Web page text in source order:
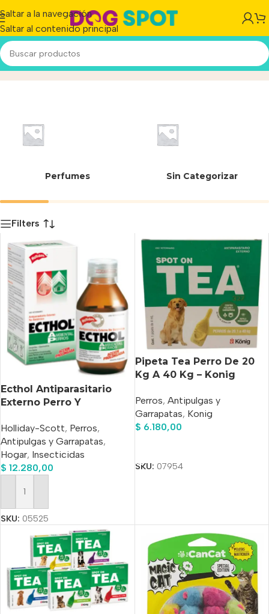
Saltar a la navegación
Saltar al contenido principal
Verde limaInicio/Producto
Perfumes Sin Categorizar
Filters
Ecthol Antiparasitario
Externo Perro Y
Holliday-Scott, Perros,
Antipulgas y Garrapatas,
Hogar, Insecticidas
$ 12.280,00
Añadir Al Carrito
SKU: 05525
Pipeta Tea Perro De 20
Kg A 40 Kg – Konig
Perros, Antipulgas y
Garrapatas, Konig
$ 6.180,00
SKU: 07954